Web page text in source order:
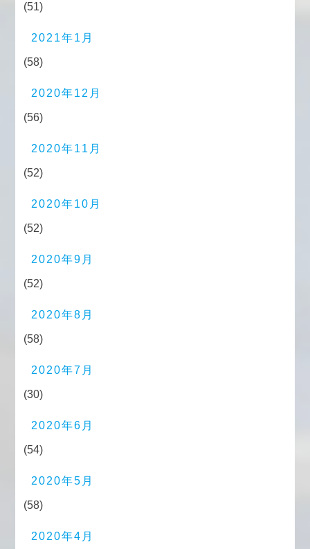
(51)
2021年1月
(58)
2020年12月
(56)
2020年11月
(52)
2020年10月
(52)
2020年9月
(52)
2020年8月
(58)
2020年7月
(30)
2020年6月
(54)
2020年5月
(58)
2020年4月